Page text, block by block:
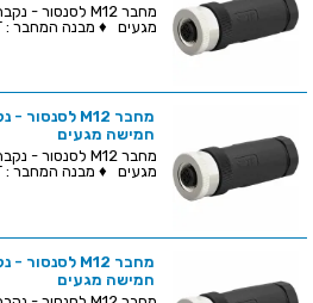
מגעים ♦ מבנה המחבר : STRAIGHT CABLE MOUNT ...
חמישה מגעים
מגעים ♦ מבנה המחבר : STRAIGHT CABLE MOUNT ...
חמישה מגעים